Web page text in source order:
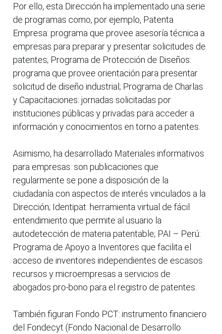
Por ello, esta Dirección ha implementado una serie
de programas como, por ejemplo, Patenta
Empresa: programa que provee asesoría técnica a
empresas para preparar y presentar solicitudes de
patentes; Programa de Protección de Diseños:
programa que provee orientación para presentar
solicitud de diseño industrial; Programa de Charlas
y Capacitaciones: jornadas solicitadas por
instituciones públicas y privadas para acceder a
información y conocimientos en torno a patentes.
Asimismo, ha desarrollado Materiales informativos
para empresas: son publicaciones que
regularmente se pone a disposición de la
ciudadanía con aspectos de interés vinculados a la
Dirección; Identipat: herramienta virtual de fácil
entendimiento que permite al usuario la
autodetección de materia patentable; PAI – Perú:
Programa de Apoyo a Inventores que facilita el
acceso de inventores independientes de escasos
recursos y microempresas a servicios de
abogados pro-bono para el registro de patentes.
También figuran Fondo PCT: instrumento financiero
del Fondecyt (Fondo Nacional de Desarrollo